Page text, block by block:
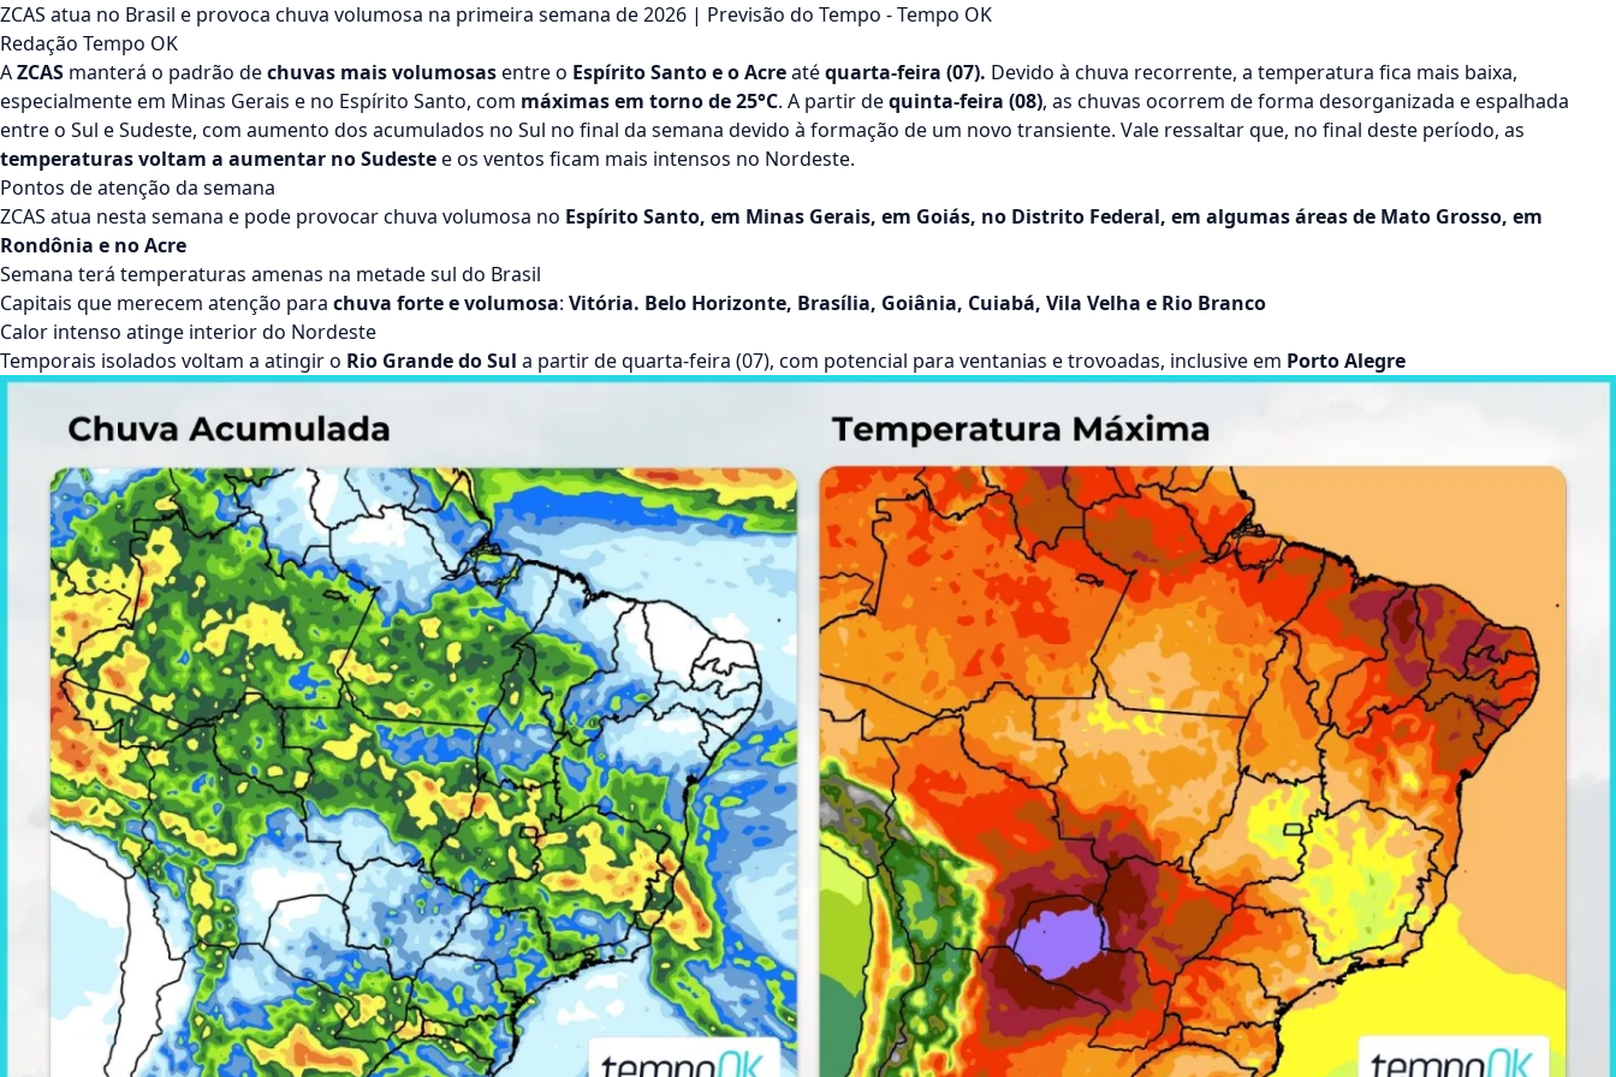
ZCAS atua no Brasil e provoca chuva volumosa na primeira semana de 2026 | Previsão do Tempo - Tempo OK
Redação Tempo OK
AZCAS manterá o padrão dechuvas mais volumosasentre o Espírito Santo e o Acreatéquarta-feira (07). Devido à chuva recorrente, a temperatura fica mais baixa,
especialmente em Minas Gerais e no Espírito Santo, com máximas em torno de 25°C. A partir dequinta-feira (08), as chuvas ocorrem de forma desorganizada e espalhada
entre o Sul e Sudeste, com aumento dos acumulados no Sul no final da semana devido à formação de um novo transiente. Vale ressaltar que, no final deste período, as
temperaturas voltam a aumentar no Sudestee os ventos ficam mais intensos no Nordeste.
Pontos de atenção da semana
ZCAS atua nesta semana e pode provocar chuva volumosa no Espírito Santo, em Minas Gerais, em Goiás, no Distrito Federal, em algumas áreas de Mato Grosso, em
Rondônia e no Acre
Semana terá temperaturas amenas na metade sul do Brasil
Capitais que merecem atenção para chuva forte e volumosa: Vitória. Belo Horizonte, Brasília, Goiânia, Cuiabá, Vila Velha e Rio Branco
Calor intenso atinge interior do Nordeste
Temporais isolados voltam a atingir o Rio Grande do Sul a partir de quarta-feira (07), com potencial para ventanias e trovoadas, inclusive em Porto Alegre